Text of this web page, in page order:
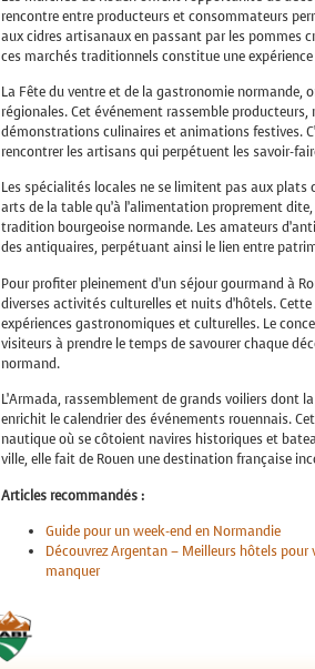
rencontre entre producteurs et consommateurs
aux cidres artisanaux en passant par les pommes
ces marchés traditionnels constitue une
La Fête du ventre et de la gastronomie normande,
régionales. Cet événement rassemble
démonstrations culinaires et animations festives.
rencontrer les artisans qui perpétuent les savoir-
Les spécialités locales ne se limitent pas aux plats
arts de la table qu’à l’alimentation proprement
tradition bourgeoise normande. Les amateurs
des antiquaires, perpétuant ainsi le lien entre
Pour profiter pleinement d’un séjour gourmand à
diverses activités culturelles et nuits d’hôtels.
expériences gastronomiques et culturelles. Le
visiteurs à prendre le temps de savourer chaque
normand.
L’Armada, rassemblement de grands voiliers
enrichit le calendrier des événements rouennais.
nautique où se côtoient navires historiques et
ville, elle fait de Rouen une destination française
Articles recommandés :
Guide pour un week-end en Normandie
Découvrez Argentan – Meilleurs hôtels
manquer